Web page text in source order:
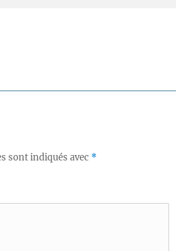
sont indiqués avec *